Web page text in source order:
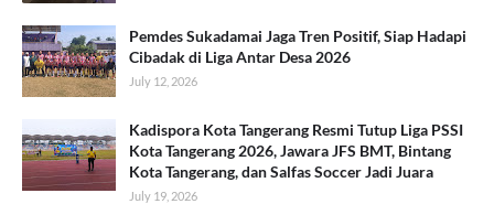
Pemdes Sukadamai Jaga Tren Positif, Siap Hadapi
Cibadak di Liga Antar Desa 2026
July 12, 2026
Kadispora Kota Tangerang Resmi Tutup Liga PSSI
Kota Tangerang 2026, Jawara JFS BMT, Bintang
Kota Tangerang, dan Salfas Soccer Jadi Juara
July 19, 2026